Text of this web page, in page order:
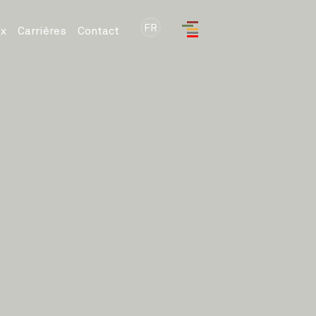
FR
Carrières Contact